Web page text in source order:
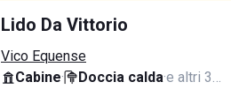
Lido Da Vittorio
Vico Equense
Cabine· Doccia calda·e altri 3…